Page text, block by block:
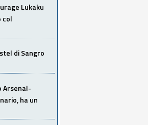
Lukaku
col
di Sangro
Arsenal-
ha un